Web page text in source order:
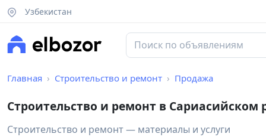
Узбекистан
Главная Строительство и ремонт Продажа
Строительство и ремонт в Сариасийском
Строительство и ремонт — материалы и услуги